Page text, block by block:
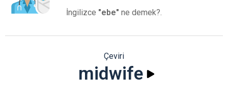
İngilizce "ebe" ne demek?.
Çeviri
midwife